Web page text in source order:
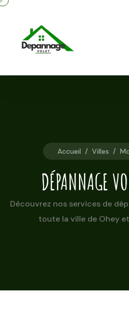
Accueil / Villes /
DÉPANNAGE
Découvrez nos services de
toute la ville de Ohey